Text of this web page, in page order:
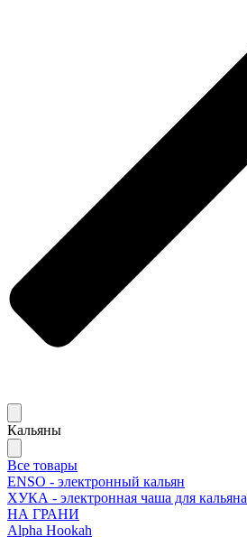
Кальяны
Все товары
ENSO - электронный кальян
ХУКА - электронная чаша для кальяна
НА ГРАНИ
Alpha Hookah